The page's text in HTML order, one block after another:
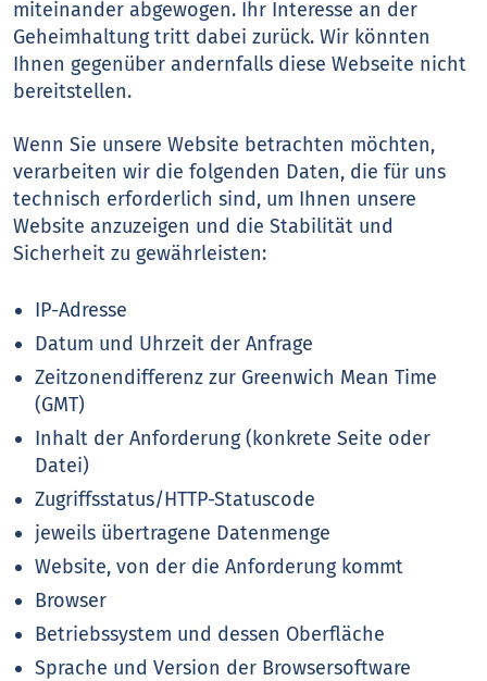
miteinander abgewogen. Ihr Interesse an der
Geheimhaltung tritt dabei zurück. Wir könnten
Ihnen gegenüber andernfalls diese Webseite nicht
bereitstellen.
Wenn Sie unsere Website betrachten möchten,
verarbeiten wir die folgenden Daten, die für uns
technisch erforderlich sind, um Ihnen unsere
Website anzuzeigen und die Stabilität und
Sicherheit zu gewährleisten:
IP-Adresse
Datum und Uhrzeit der Anfrage
Zeitzonendifferenz zur Greenwich Mean Time
(GMT)
Inhalt der Anforderung (konkrete Seite oder
Datei)
Zugriffsstatus/HTTP-Statuscode
jeweils übertragene Datenmenge
Website, von der die Anforderung kommt
Browser
Betriebssystem und dessen Oberfläche
Sprache und Version der Browsersoftware